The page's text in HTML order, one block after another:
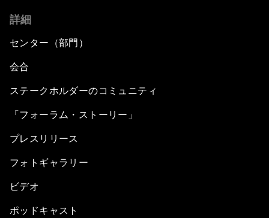
詳細
センター（部門）
会合
ステークホルダーのコミュニティ
「フォーラム・ストーリー」
プレスリリース
フォトギャラリー
ビデオ
ポッドキャスト